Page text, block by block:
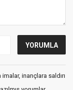
inançlara saldırı